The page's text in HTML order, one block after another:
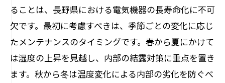
ることは、長野県における電気機器の長寿命化に不可
欠です。最初に考慮すべきは、季節ごとの変化に応じ
たメンテナンスのタイミングです。春から夏にかけて
は湿度の上昇を見越し、内部の結露対策に重点を置き
ます。秋から冬は温度変化による内部の劣化を防ぐべ